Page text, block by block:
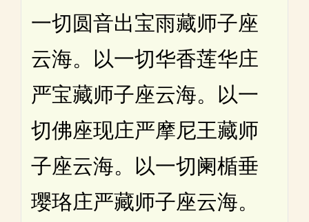
一切圆音出宝雨藏师子座
云海。以一切华香莲华庄
严宝藏师子座云海。以一
切佛座现庄严摩尼王藏师
子座云海。以一切阑楯垂
璎珞庄严藏师子座云海。